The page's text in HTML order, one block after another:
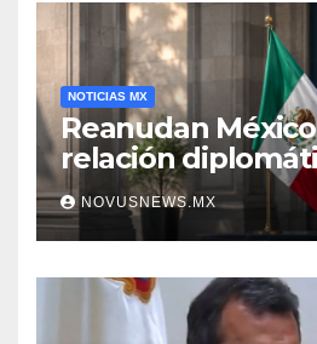
NOTICIAS MX
Reanudan
relación
NOVUSNEWS.MX